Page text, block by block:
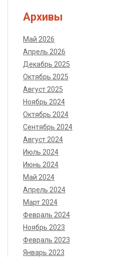
Архивы
Май 2026
Апрель 2026
Декабрь 2025
Октябрь 2025
Август 2025
Ноябрь 2024
Октябрь 2024
Сентябрь 2024
Август 2024
Июль 2024
Июнь 2024
Май 2024
Апрель 2024
Март 2024
Февраль 2024
Ноябрь 2023
Февраль 2023
Январь 2023